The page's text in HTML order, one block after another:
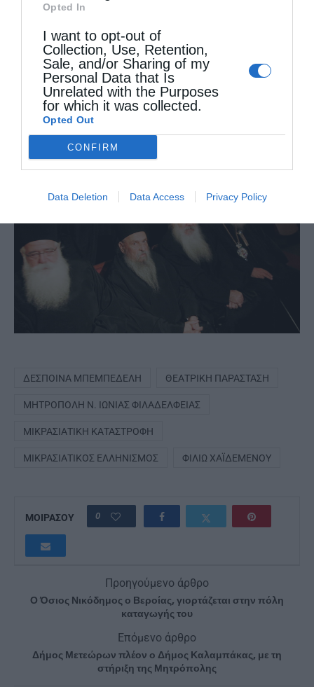
Opted In
I want to opt-out of
Collection, Use, Retention,
Sale, and/or Sharing of my
Personal Data that Is
Unrelated with the Purposes
for which it was collected.
Opted Out
CONFIRM
Data Deletion Data Access Privacy Policy
ΔΈΣΠΟΙΝΑ ΜΠΕΜΠΕΔΈΛΗ ΘΕΑΤΡΙΚΉ ΠΑΡΆΣΤΑΣΗ
ΜΗΤΡΌΠΟΛΗ Ν. ΙΩΝΊΑΣ ΦΙΛΑΔΕΛΦΕΊΑΣ
ΜΙΚΡΑΣΙΑΤΙΚΉ ΚΑΤΑΣΤΡΟΦΉ
ΜΙΚΡΑΣΙΑΤΙΚΌΣ ΕΛΛΗΝΙΣΜΌΣ ΦΙΛΙΏ ΧΑΪΔΕΜΈΝΟΥ
ΜΟΙΡΑΣΟΥ 0
Προηγούμενο άρθρο
Ο Όσιος Νικόδημος ο Βεροίας, γιορτάζεται στην πόλη
καταγωγής του
Επόμενο άρθρο
Δήμος Μετεώρων πλέον ο Δήμος Καλαμπάκας, με τη
στήριξη της Μητρόπολης